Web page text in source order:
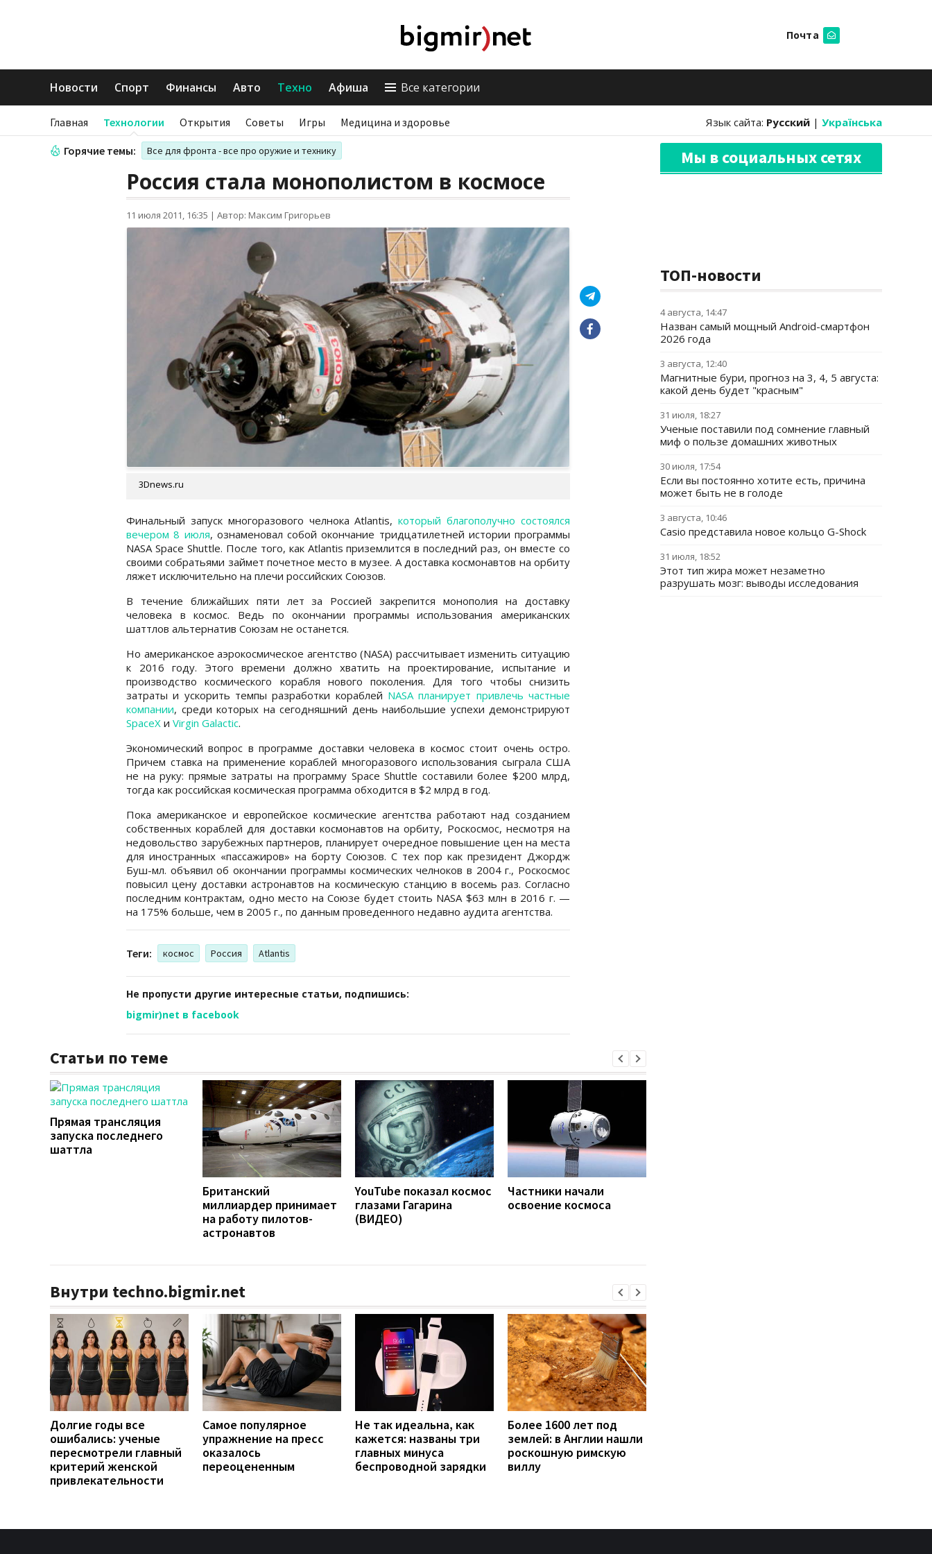
Почта
Новости Спорт Финансы Авто Техно Афиша Все категории
Главная Технологии Открытия Советы Игры Медицина и здоровье Язык сайта: Русский | Українська
Горячие темы: Все для фронта - все про оружие и технику
Россия стала монополистом в космосе
11 июля 2011, 16:35 | Автор: Максим Григорьев
3Dnews.ru
Финальный запуск многоразового челнока Atlantis,который благополучно состоялся
вечером 8 июля, ознаменовал собой окончание тридцатилетней истории программы
NASA Space Shuttle. После того, как Atlantis приземлится в последний раз, он вместе со
своими собратьями займет почетное место в музее. А доставка космонавтов на орбиту
ляжет исключительно на плечи российских Союзов.
В течение ближайших пяти лет за Россией закрепится монополия на доставку
человека в космос. Ведь по окончании программы использования американских
шаттлов альтернатив Союзам не останется.
Но американское аэрокосмическое агентство (NASA) рассчитывает изменить ситуацию
к 2016 году. Этого времени должно хватить на проектирование, испытание и
производство космического корабля нового поколения. Для того чтобы снизить
затраты и ускорить темпы разработки кораблей NASA планирует привлечь частные
компании, среди которых на сегодняшний день наибольшие успехи демонстрируют
SpaceX и Virgin Galactic.
Экономический вопрос в программе доставки человека в космос стоит очень остро.
Причем ставка на применение кораблей многоразового использования сыграла США
не на руку: прямые затраты на программу Space Shuttle составили более $200 млрд,
тогда как российская космическая программа обходится в $2 млрд в год.
Пока американское и европейское космические агентства работают над созданием
собственных кораблей для доставки космонавтов на орбиту, Роскосмос, несмотря на
недовольство зарубежных партнеров, планирует очередное повышение цен на места
для иностранных «пассажиров» на борту Союзов. С тех пор как президент Джордж
Буш-мл. объявил об окончании программы космических челноков в 2004 г., Роскосмос
повысил цену доставки астронавтов на космическую станцию в восемь раз. Согласно
последним контрактам, одно место на Союзе будет стоить NASA $63 млн в 2016 г. —
на 175% больше, чем в 2005 г., по данным проведенного недавно аудита агентства.
Теги: космос Россия Atlantis
Не пропусти другие интересные статьи, подпишись:
bigmir)net в facebook
Статьи по теме
Прямая трансляция
запуска последнего
шаттла
Британский
миллиардер принимает
на работу пилотов-
астронавтов
YouTube показал космос
глазами Гагарина
(ВИДЕО)
Частники начали
освоение космоса
Внутри techno.bigmir.net
Долгие годы все
ошибались: ученые
пересмотрели главный
критерий женской
привлекательности
Самое популярное
упражнение на пресс
оказалось
переоцененным
Не так идеальна, как
кажется: названы три
главных минуса
беспроводной зарядки
Более 1600 лет под
землей: в Англии нашли
роскошную римскую
виллу
Мы в социальных сетях
ТОП-новости
4 августа, 14:47
Назван самый мощный Android-смартфон
2026 года
3 августа, 12:40
Магнитные бури, прогноз на 3, 4, 5 августа:
какой день будет "красным"
31 июля, 18:27
Ученые поставили под сомнение главный
миф о пользе домашних животных
30 июля, 17:54
Если вы постоянно хотите есть, причина
может быть не в голоде
3 августа, 10:46
Casio представила новое кольцо G-Shock
31 июля, 18:52
Этот тип жира может незаметно
разрушать мозг: выводы исследования